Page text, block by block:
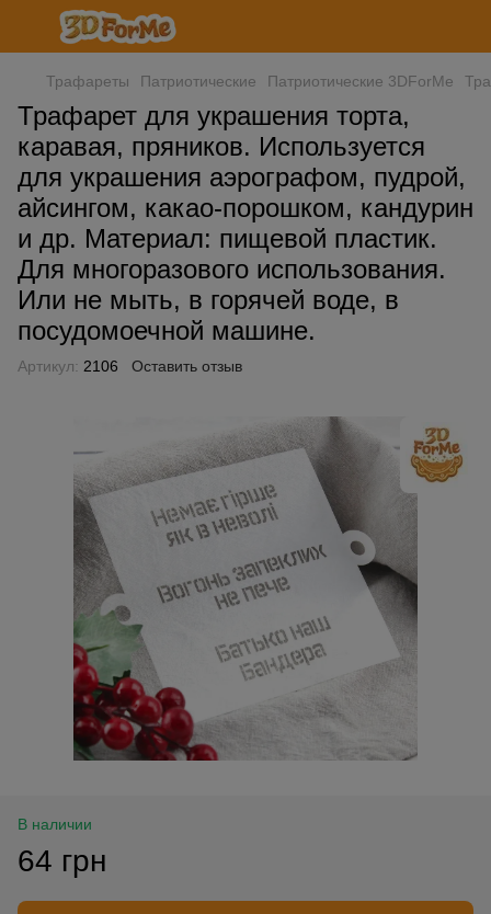
Трафареты Патриотические Патриотические 3DForMe
Трафарет для украшения торта,
каравая, пряников. Используется
для украшения аэрографом, пудрой,
айсингом, какао-порошком, кандурин
и др. Материал: пищевой пластик.
Для многоразового использования.
Или не мыть, в горячей воде, в
посудомоечной машине.
Артикул: 2106 Оставить отзыв
В наличии
64 грн